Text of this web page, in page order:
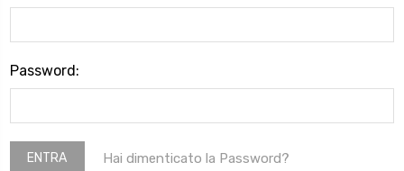
Password:
Hai dimenticato la Password?